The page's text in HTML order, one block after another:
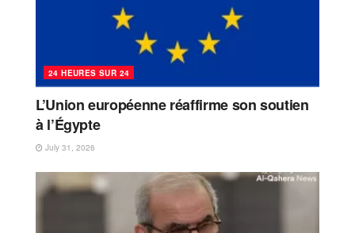
24 HEURES SUR 24
L’Union européenne réaffirme son soutien
à l’Égypte
July 31, 2026